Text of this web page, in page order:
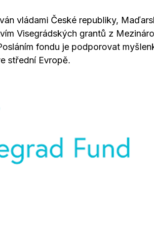
vládami České republiky,
Visegrádských grantů z
fondu je podporovat
střední Evropě.